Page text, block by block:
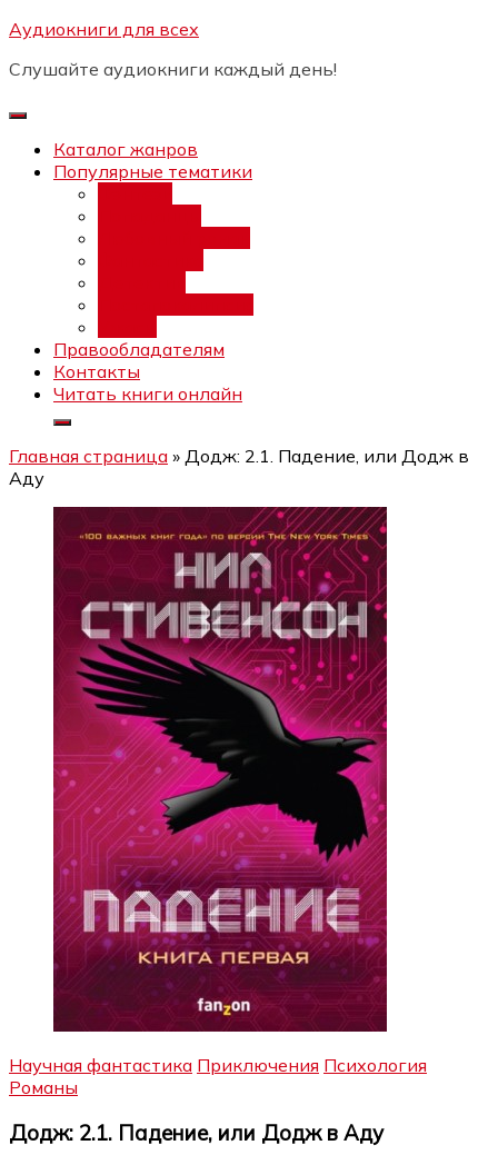
Перейти
содержимому
Аудиокниги для всех
Слушайте аудиокниги каждый день!
Каталог жанров
Популярные тематики
Правообладателям
Контакты
Читать книги онлайн
Главная страница » Додж: 2.1. Падение, или Додж в
Аду
Научная фантастика Приключения Психология
Романы
Додж: 2.1. Падение, или Додж в Аду
Бесплатный интенсив:
каналов"